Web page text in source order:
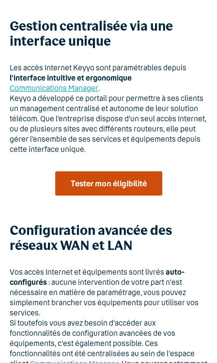
Gestion centralisée via une
interface unique
Les accès Internet Keyyo sont paramétrables depuis
l’interface intuitive et ergonomique
Communications Manager.
Keyyo a développé ce portail pour permettre à ses clients
un management centralisé et autonome de leur solution
télécom. Que l’entreprise dispose d’un seul accès Internet,
ou de plusieurs sites avec différents routeurs, elle peut
gérer l’ensemble de ses services et équipements depuis
cette interface unique.
Tester mon éligibilité
Configuration avancée des
réseaux WAN et LAN
Vos accès Internet et équipements sont livrés auto-
configurés: aucune intervention de votre part n'est
nécessaire en matière de paramétrage, vous pouvez
simplement brancher vos équipements pour utiliser vos
services.
Si toutefois vous avez besoin d'accéder aux
fonctionnalités de configuration avancées de vos
équipements, c'est également possible. Ces
fonctionnalités ont été centralisées au sein de l'espace